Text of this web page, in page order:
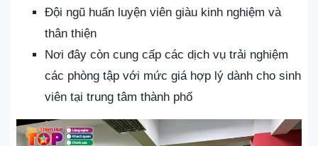
Đội ngũ huấn luyện viên giàu kinh nghiệm và
thân thiện
Nơi đây còn cung cấp các dịch vụ trải nghiệm
các phòng tập với mức giá hợp lý dành cho sinh
viên tại trung tâm thành phố